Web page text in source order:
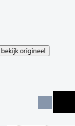
bekijk origineel